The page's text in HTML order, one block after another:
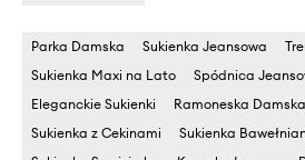
Parka Damska Sukienka Jeansowa
Sukienka Maxi na Lato
Spódnica
Eleganckie Sukienki
Ramoneska Damska
Sukienka z Cekinami
Sukienka